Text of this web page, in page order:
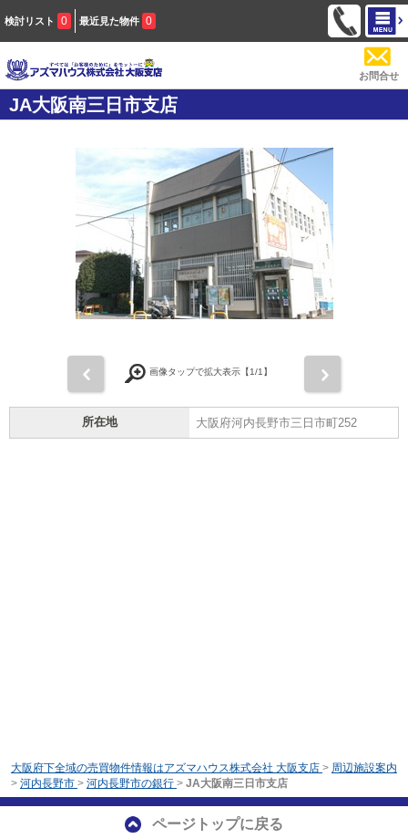
検討リスト 0 最近見た物件 0
お問合せ
JA大阪南三日市支店
画像タップで拡大表示【1/1】
所在地 大阪府河内長野市三日市町252
大阪府下全域の売買物件情報はアズマハウス株式会社 大阪支店 > 周辺施設案内
> 河内長野市 > 河内長野市の銀行 > JA大阪南三日市支店
ページトップに戻る